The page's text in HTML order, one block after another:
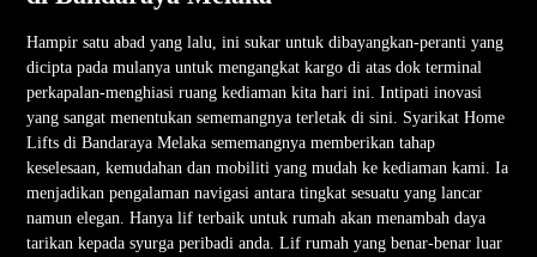
Hampir satu abad yang lalu, ini sukar untuk dibayangkan-peranti yang
dicipta pada mulanya untuk mengangkat kargo di atas dok terminal
perkapalan-menghiasi ruang kediaman kita hari ini. Intipati inovasi
yang sangat menentukan sememangnya terletak di sini. Syarikat Home
Lifts di Bandaraya Melaka sememangnya memberikan tahap
keselesaan, kemudahan dan mobiliti yang mudah ke kediaman kami. Ia
menjadikan pengalaman navigasi antara tingkat sesuatu yang lancar
namun elegan. Hanya lif terbaik untuk rumah akan menambah daya
tarikan kepada syurga peribadi anda. Lif rumah yang benar-benar luar